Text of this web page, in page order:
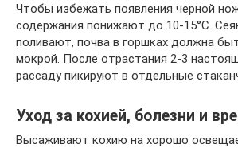
Чтобы избежать появления черной
содержания понижают до 10-15°C.
поливают, почва в горшках должна
мокрой. После отрастания 2-3
рассаду пикируют в отдельные
Уход за кохией, болезни и
Высаживают кохию на хорошо